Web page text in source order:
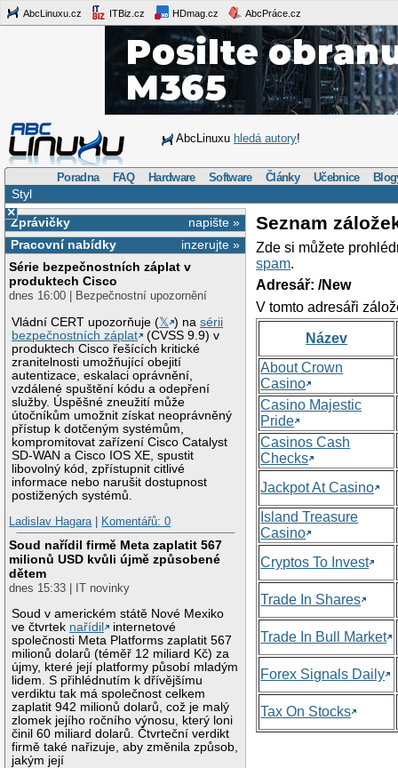
AbcLinuxu.cz ITBiz.cz HDmag.cz AbcPráce.cz
AbcLinuxu hledá autory!
Poradna FAQ Hardware Software Články Učebnice
Styl
×
napište »
Zprávičky
inzerujte »
Pracovní nabídky
Série bezpečnostních záplat v
produktech Cisco
dnes 16:00 | Bezpečnostní upozornění
Vládní CERT upozorňuje (𝕏 ) nasérii
bezpečnostních záplat
(CVSS 9.9) v
produktech Cisco řešících kritické
zranitelnosti umožňující obejití
autentizace, eskalaci oprávnění,
vzdálené spuštění kódu a odepření
služby. Úspěšné zneužití může
útočníkům umožnit získat neoprávněný
přístup k dotčeným systémům,
kompromitovat zařízení Cisco Catalyst
SD-WAN a Cisco IOS XE, spustit
libovolný kód, zpřístupnit citlivé
informace nebo narušit dostupnost
postižených systémů.
Ladislav Hagara| Komentářů: 0
Soud nařídil firmě Meta zaplatit 567
milionů USD kvůli újmě způsobené
dětem
dnes 15:33 | IT novinky
Soud v americkém státě Nové Mexiko
ve čtvrtek nařídil
internetové
společnosti Meta Platforms zaplatit 567
milionů dolarů (téměř 12 miliard Kč) za
újmy, které její platformy působí mladým
lidem. S přihlédnutím k dřívějšímu
verdiktu tak má společnost celkem
zaplatit 942 milionů dolarů, což je malý
zlomek jejího ročního výnosu, který loni
činil 60 miliard dolarů. Čtvrteční verdikt
firmě také nařizuje, aby změnila způsob,
jakým její
Seznam
Zde si můžete
spam.
Adresář: /New
V tomto adresáři
Název
About Crown
Casino
Casino Majestic
Pride
Casinos Cash
Checks
Jackpot At Casino
Island Treasure
Casino
Cryptos To Invest
Trade In Shares
Trade In Bull Market
Forex Signals Daily
Tax On Stocks